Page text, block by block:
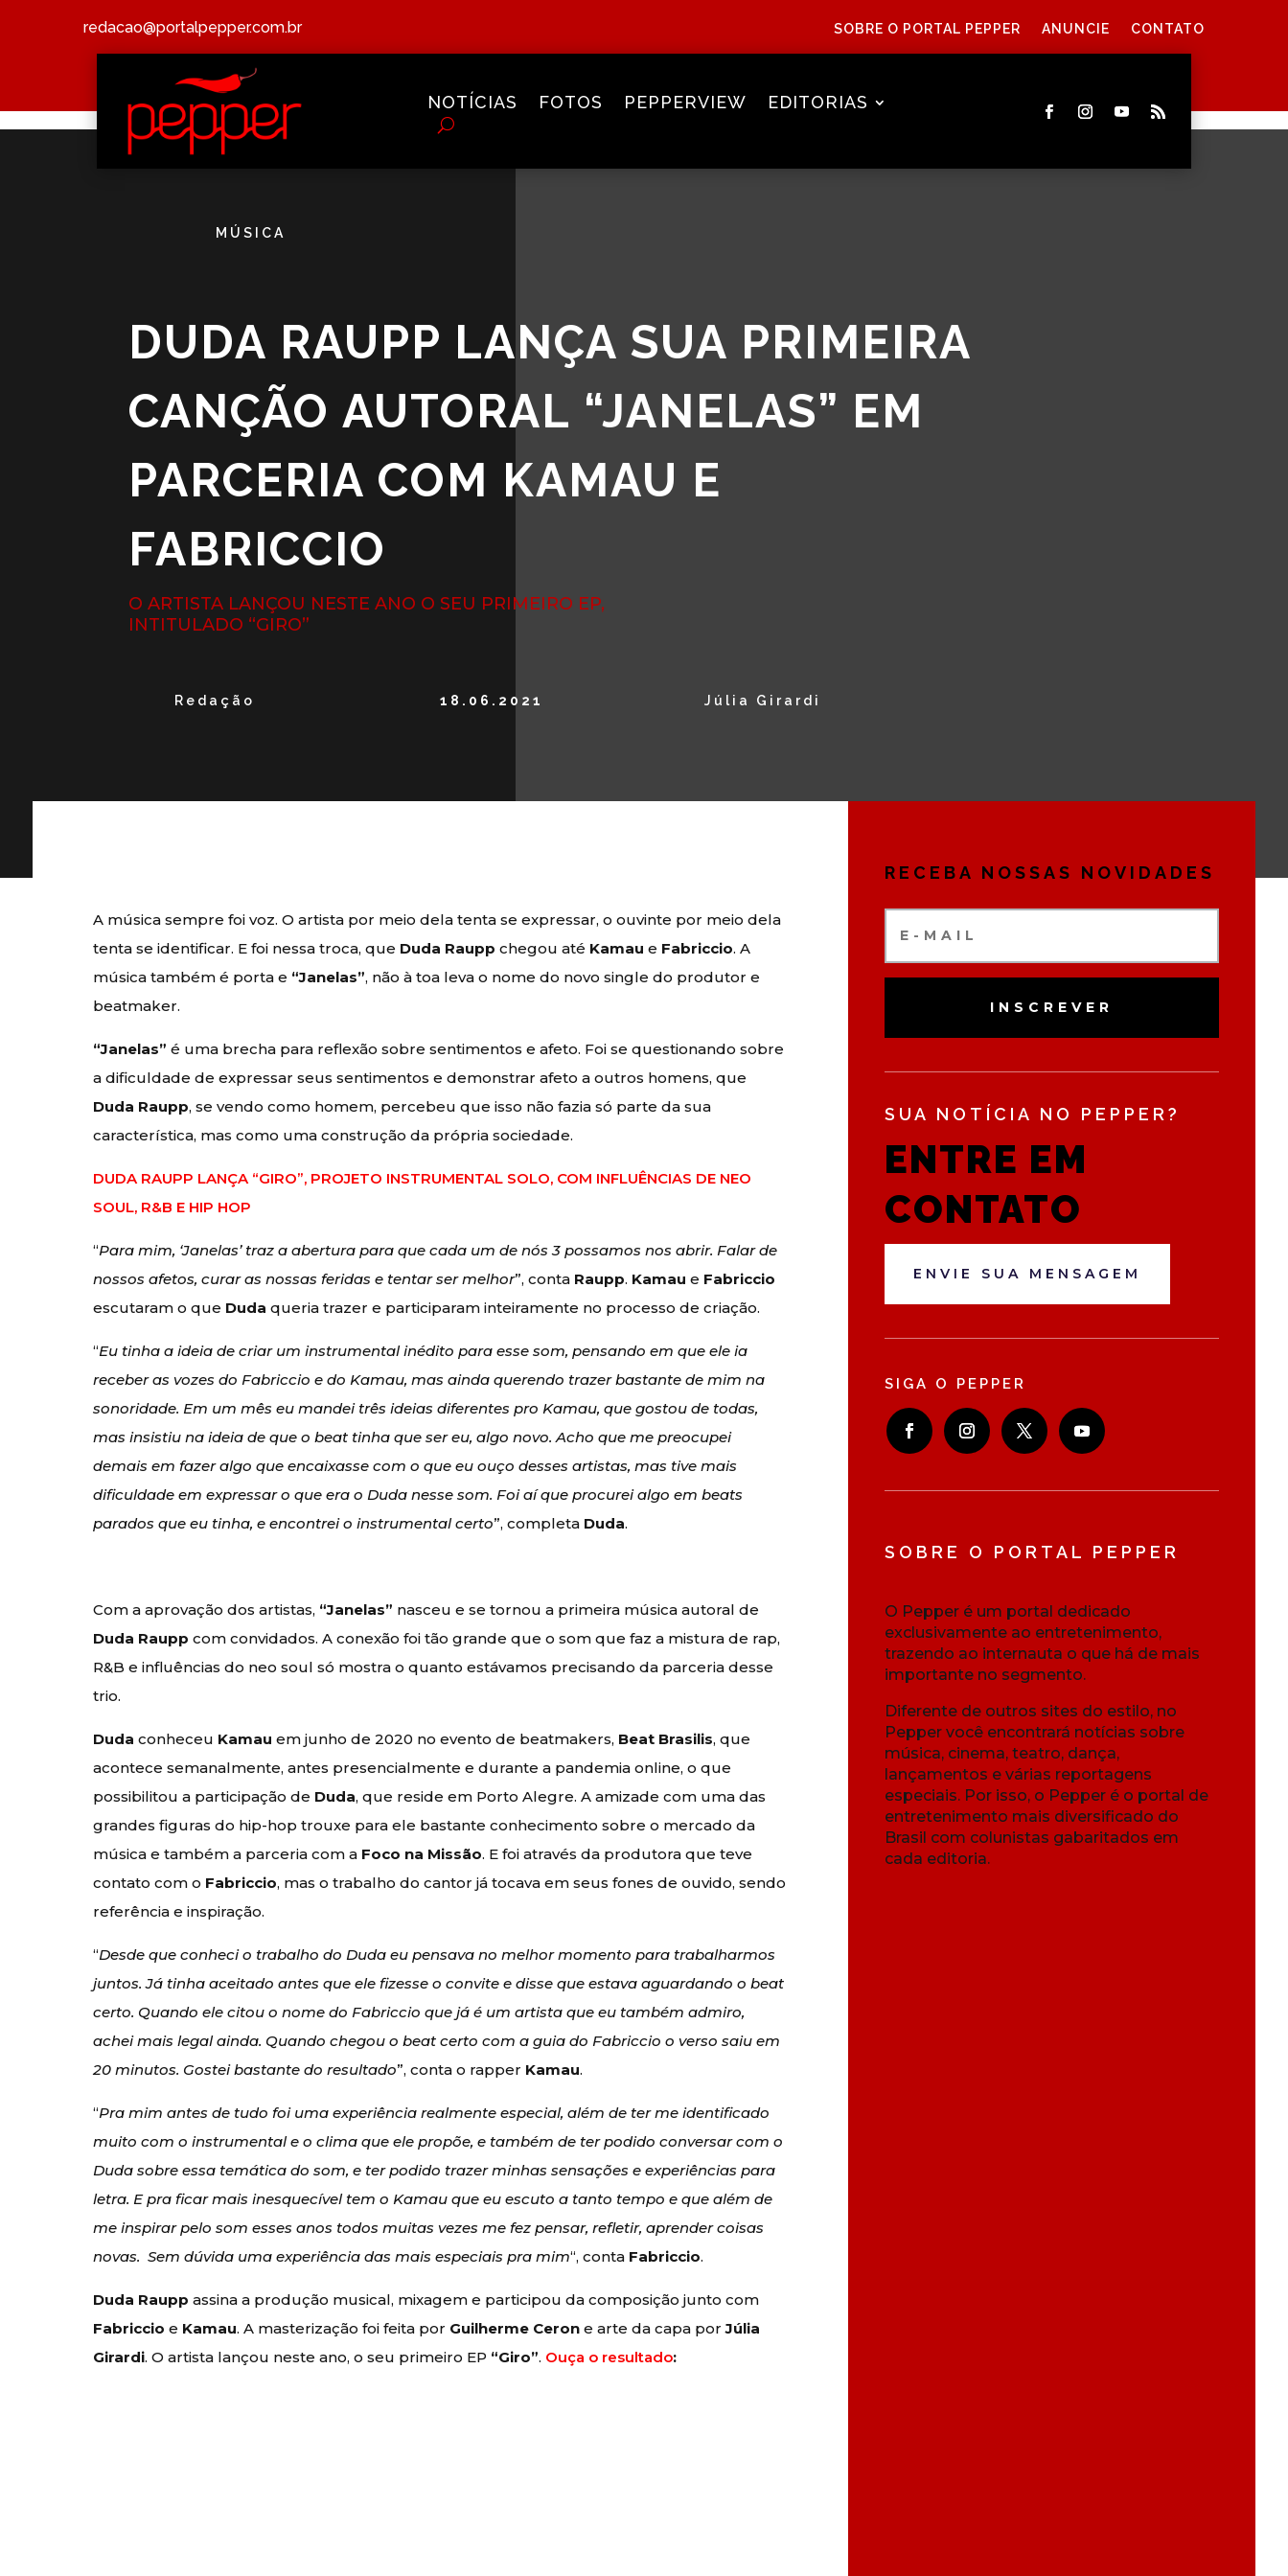
redacao@portalpepper.com.br SOBRE O PORTAL PEPPER ANUNCIE CONTATO
NOTÍCIAS FOTOS PEPPERVIEW EDITORIAS
MÚSICA
DUDA RAUPP LANÇA SUA PRIMEIRA
CANÇÃO AUTORAL “JANELAS” EM
PARCERIA COM KAMAU E
FABRICCIO
O ARTISTA LANÇOU NESTE ANO O SEU PRIMEIRO EP,
INTITULADO “GIRO”
Redação 18.06.2021 Júlia Girardi
A música sempre foi voz. O artista por meio dela tenta se expressar, o ouvinte por meio dela
tenta se identificar. E foi nessa troca, que Duda Raupp chegou até Kamau e Fabriccio. A
música também é porta e “Janelas”, não à toa leva o nome do novo single do produtor e
beatmaker.
“Janelas” é uma brecha para reflexão sobre sentimentos e afeto. Foi se questionando sobre
a dificuldade de expressar seus sentimentos e demonstrar afeto a outros homens, que
Duda Raupp, se vendo como homem, percebeu que isso não fazia só parte da sua
característica, mas como uma construção da própria sociedade.
DUDA RAUPP LANÇA “GIRO”, PROJETO INSTRUMENTAL SOLO, COM INFLUÊNCIAS DE NEO
SOUL, R&B E HIP HOP
“Para mim, ‘Janelas’ traz a abertura para que cada um de nós 3 possamos nos abrir. Falar de
nossos afetos, curar as nossas feridas e tentar ser melhor”, conta Raupp. Kamau e Fabriccio
escutaram o que Duda queria trazer e participaram inteiramente no processo de criação.
“Eu tinha a ideia de criar um instrumental inédito para esse som, pensando em que ele ia
receber as vozes do Fabriccio e do Kamau, mas ainda querendo trazer bastante de mim na
sonoridade. Em um mês eu mandei três ideias diferentes pro Kamau, que gostou de todas,
mas insistiu na ideia de que o beat tinha que ser eu, algo novo. Acho que me preocupei
demais em fazer algo que encaixasse com o que eu ouço desses artistas, mas tive mais
dificuldade em expressar o que era o Duda nesse som. Foi aí que procurei algo em beats
parados que eu tinha, e encontrei o instrumental certo”, completa Duda.
Com a aprovação dos artistas, “Janelas” nasceu e se tornou a primeira música autoral de
Duda Raupp com convidados. A conexão foi tão grande que o som que faz a mistura de rap,
R&B e influências do neo soul só mostra o quanto estávamos precisando da parceria desse
trio.
Dudaconheceu Kamauem junho de 2020 no evento de beatmakers, Beat Brasilis, que
acontece semanalmente, antes presencialmente e durante a pandemia online, o que
possibilitou a participação de Duda, que reside em Porto Alegre. A amizade com uma das
grandes figuras do hip-hop trouxe para ele bastante conhecimento sobre o mercado da
música e também a parceria com a Foco na Missão. E foi através da produtora que teve
contato com o Fabriccio, mas o trabalho do cantor já tocava em seus fones de ouvido, sendo
referência e inspiração.
“Desde que conheci o trabalho do Duda eu pensava no melhor momento para trabalharmos
juntos. Já tinha aceitado antes que ele fizesse o convite e disse que estava aguardando o beat
certo. Quando ele citou o nome do Fabriccio que já é um artista que eu também admiro,
achei mais legal ainda. Quando chegou o beat certo com a guia do Fabriccio o verso saiu em
20 minutos. Gostei bastante do resultado”, conta o rapper Kamau.
“Pra mim antes de tudo foi uma experiência realmente especial, além de ter me identificado
muito com o instrumental e o clima que ele propõe, e também de ter podido conversar com o
Duda sobre essa temática do som, e ter podido trazer minhas sensações e experiências para
letra. E pra ficar mais inesquecível tem o Kamau que eu escuto a tanto tempo e que além de
me inspirar pelo som esses anos todos muitas vezes me fez pensar, refletir, aprender coisas
novas. Sem dúvida uma experiência das mais especiais pra mim“, conta Fabriccio.
Duda Raupp assina a produção musical, mixagem e participou da composição junto com
Fabriccio e Kamau. A masterização foi feita por Guilherme Ceron e arte da capa porJúlia
Girardi. O artista lançou neste ano, o seu primeiro EP “Giro”. Ouça o resultado:
RECEBA NOSSAS NOVIDADES
INSCREVER
SUA NOTÍCIA NO PEPPER?
ENTRE EM
CONTATO
ENVIE SUA MENSAGEM
SIGA O PEPPER
SOBRE O PORTAL PEPPER
O Pepper é um portal dedicado
exclusivamente ao entretenimento,
trazendo ao internauta o que há de mais
importante no segmento.
Diferente de outros sites do estilo, no
Pepper você encontrará notícias sobre
música, cinema, teatro, dança,
lançamentos e várias reportagens
especiais. Por isso, o Pepper é o portal de
entretenimento mais diversificado do
Brasil com colunistas gabaritados em
cada editoria.